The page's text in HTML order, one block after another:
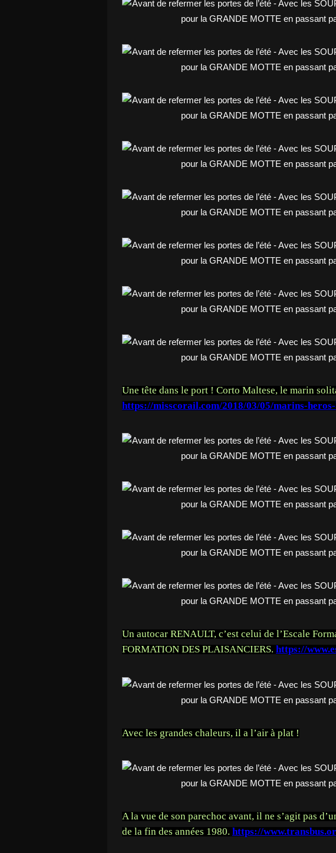
Une tête dans le port ! Corto Maltese, le marin
https://misscorail.com/2018/03/05/marins-heros-
Un autocar RENAULT, c’est celui de l’Escale
FORMATION DES PLAISANCIERS. https://
Avec les grandes chaleurs, il a l’air à plat !
A la vue de son parechoc avant, il ne s’agit pas
de la fin des années 1980. https://